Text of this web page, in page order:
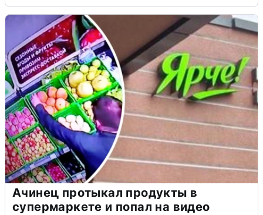
Ачинец протыкал продукты в
супермаркете и попал на видео